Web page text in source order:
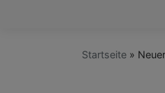
Startseite